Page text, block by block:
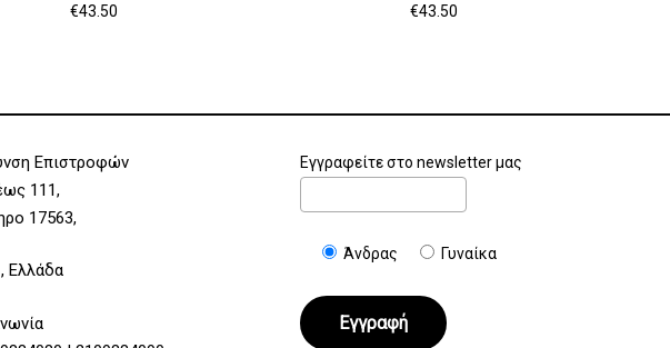
€43.50 €43.50
Επιστροφών
111,
17563,
Ελλάδα
Εγγραφείτε στο newsletter μας
Άνδρας Γυναίκα